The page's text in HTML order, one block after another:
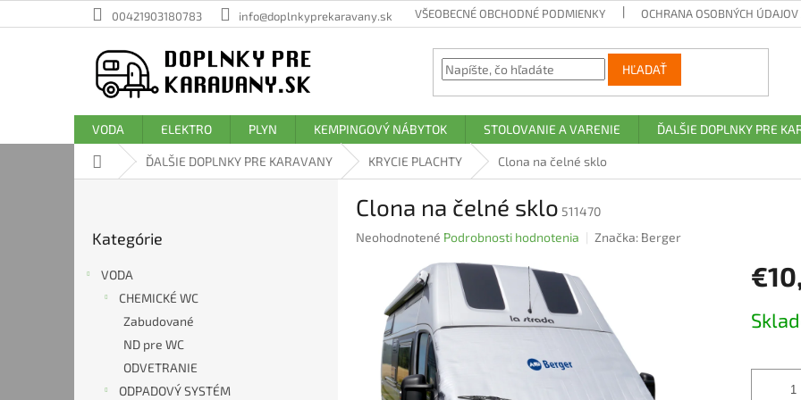
na
00421903180783 info@doplnkyprekaravany.sk VŠEOBECNÉ OBCHODNÉ PODMIENKY OCHRANA OSOBNÝCH ÚDAJOV
HĽADAŤ
VODA ELEKTRO PLYN KEMPINGOVÝ NÁBYTOK STOLOVANIE A VARENIE ĎALŠIE DOPLNKY PRE
DomovĎALŠIE DOPLNKY PRE KARAVANY KRYCIE PLACHTY Clona na čelné sklo
kategórie
Kategórie
VODA
CHEMICKÉ WC
Zabudované
ND pre WC
ODVETRANIE
ODPADOVÝ SYSTÉM
Clona na čelné sklo 511470
Priemerné
hviezdičiek.
Neohodnotené Podrobnosti hodnotenia Značka: Berger
cena: